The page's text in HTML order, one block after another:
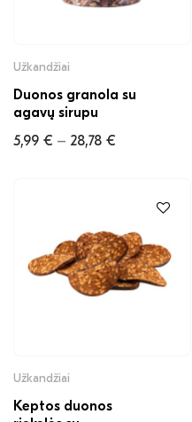
Užkandžiai
Duonos granola su
agavų sirupu
5,99 € – 28,78 €
Užkandžiai
Keptos duonos